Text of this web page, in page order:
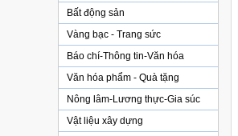
Bất động sản
Vàng bạc - Trang sức
Báo chí-Thông tin-Văn hóa
Văn hóa phẩm - Quà tặng
Nông lâm-Lương thực-Gia súc
Vật liệu xây dựng